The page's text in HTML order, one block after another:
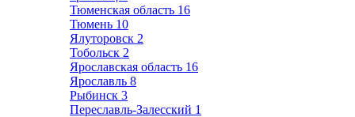
Тюменская область 16
Тюмень 10
Ялуторовск 2
Тобольск 2
Ярославская область 16
Ярославль 8
Рыбинск 3
Переславль-Залесский 1